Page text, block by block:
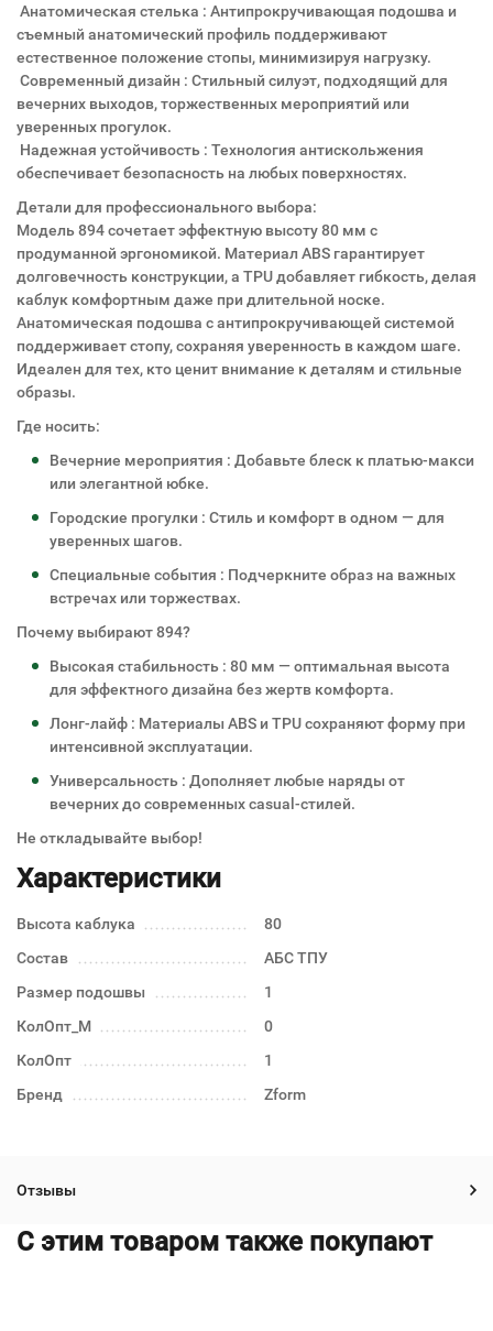
Анатомическая стелька : Антипрокручивающая подошва и
съемный анатомический профиль поддерживают
естественное положение стопы, минимизируя нагрузку.
Современный дизайн : Стильный силуэт, подходящий для
вечерних выходов, торжественных мероприятий или
уверенных прогулок.
Надежная устойчивость : Технология антискольжения
обеспечивает безопасность на любых поверхностях.
Детали для профессионального выбора:
Модель 894 сочетает эффектную высоту 80 мм с
продуманной эргономикой. Материал ABS гарантирует
долговечность конструкции, а TPU добавляет гибкость, делая
каблук комфортным даже при длительной носке.
Анатомическая подошва с антипрокручивающей системой
поддерживает стопу, сохраняя уверенность в каждом шаге.
Идеален для тех, кто ценит внимание к деталям и стильные
образы.
Где носить:
Вечерние мероприятия : Добавьте блеск к платью-макси
или элегантной юбке.
Городские прогулки : Стиль и комфорт в одном — для
уверенных шагов.
Специальные события : Подчеркните образ на важных
встречах или торжествах.
Почему выбирают 894?
Высокая стабильность : 80 мм — оптимальная высота
для эффектного дизайна без жертв комфорта.
Лонг-лайф : Материалы ABS и TPU сохраняют форму при
интенсивной эксплуатации.
Универсальность : Дополняет любые наряды от
вечерних до современных casual-стилей.
Не откладывайте выбор!
Характеристики
Высота каблука
80
Состав
АБС ТПУ
Размер подошвы
1
КолОпт_М
0
КолОпт
1
Бренд
Zform
Отзывы
C этим товаром также покупают